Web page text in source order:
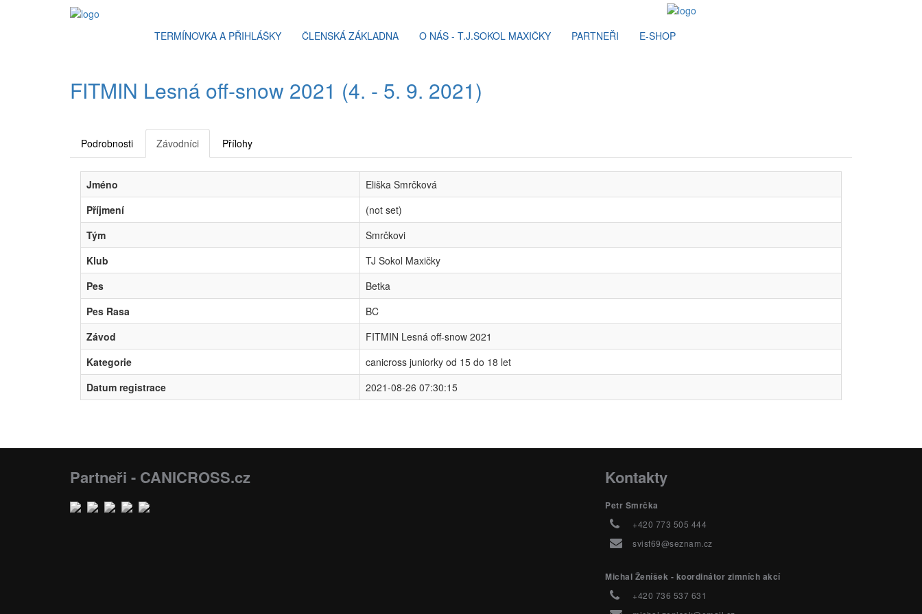
TERMÍNOVKA A PŘIHLÁŠKY ČLENSKÁ ZÁKLADNA O NÁS - T.J.SOKOL MAXIČKY PARTNEŘI E-SHOP
FITMIN Lesná off-snow 2021 (4. - 5. 9. 2021)
Podrobnosti Závodníci Přílohy
Jméno
Eliška Smrčková
Příjmení
(not set)
Tým
Smrčkovi
Klub
TJ Sokol Maxičky
Pes
Betka
Pes Rasa
BC
Závod
FITMIN Lesná off-snow 2021
Kategorie
canicross juniorky od 15 do 18 let
Datum registrace
2021-08-26 07:30:15
Partneři - CANICROSS.cz Kontakty
Petr Smrčka
+420 773 505 444
svist69@seznam.cz
Michal Ženíšek - koordinátor zimních akcí
+420 736 537 631